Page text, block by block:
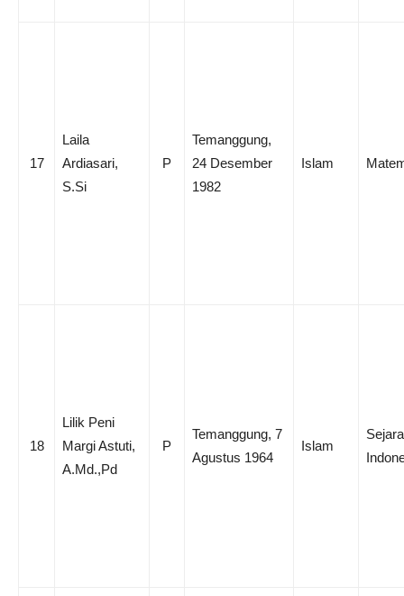
17
Laila
Ardiasari,
S.Si
P
Temanggung,
24 Desember
1982
Islam
18
Lilik Peni
Margi Astuti,
A.Md.,Pd
P
Temanggung, 7
Agustus 1964
Islam